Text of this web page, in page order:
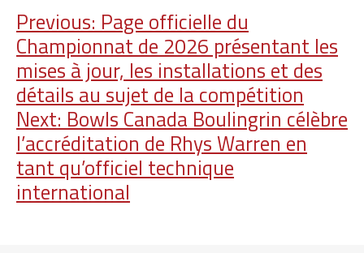
Navigation
de
l'article
Previous: Page officielle du
Championnat de 2026 présentant les
mises à jour, les installations et des
détails au sujet de la compétition
Next: Bowls Canada Boulingrin célèbre
l’accréditation de Rhys Warren en
tant qu’officiel technique
international